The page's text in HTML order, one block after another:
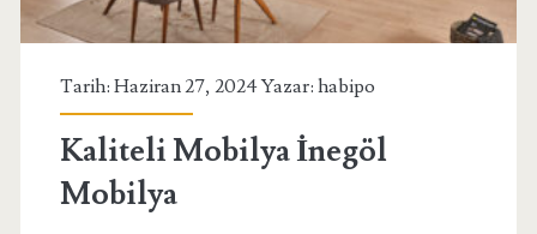
Tarih: Haziran 27, 2024 Yazar: habipo
Kaliteli Mobilya İnegöl
Mobilya